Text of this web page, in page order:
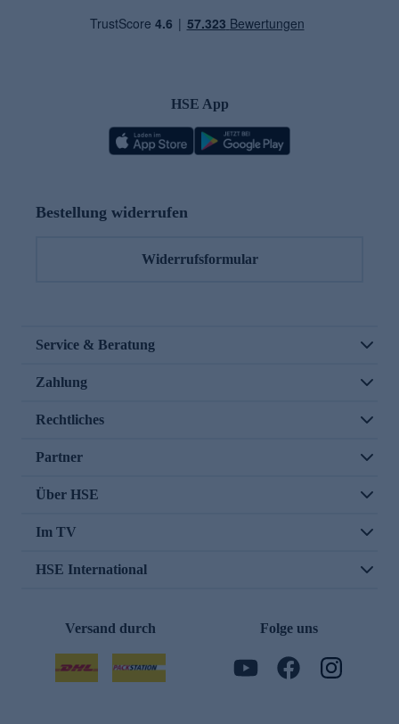
HSE App
Bestellung widerrufen
Widerrufsformular
Service & Beratung
Zahlung
Rechtliches
Partner
Über HSE
Im TV
HSE International
Versand durch Folge uns